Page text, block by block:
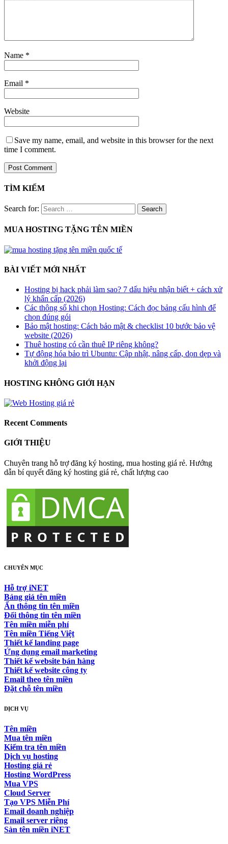
Name *
Email *
Website
Save my name, email, and website in this browser for the next
time I comment.
TÌM KIẾM
Search for:
MUA HOSTING TẶNG TÊN MIỀN
BÀI VIẾT MỚI NHẤT
Hosting bị hack phải làm sao? 7 dấu hiệu nhận biết + cách xử
lý khẩn cấp (2026)
Các thông số khi chọn Hosting: Cách đọc bảng cấu hình để
chọn đúng gói
Bảo mật hosting: Cách bảo mật & checklist 10 bước bảo vệ
website (2026)
Thuê hosting có cần thuê IP riêng không?
Tự động hóa bảo trì Ubuntu: Cập nhật, nâng cấp, dọn dẹp và
khởi động lại
HOSTING KHÔNG GIỚI HẠN
Recent Comments
GIỚI THIỆU
Chuyên trang hỗ trợ đăng ký hosting, mua hosting giá rẻ. Hướng
dẫn bí quyết đăng ký hosting giá rẻ, chất lượng cao
CHUYÊN MỤC
Hỗ trợ iNET
Bảng giá tên miền
Ẩn thông tin tên miền
Đổi thông tin tên miền
Tên miền miễn phí
Tên miền Tiếng Việt
Thiết kế landing page
Ứng dụng email marketing
Thiết kế website bán hàng
Thiết kế website công ty
Email theo tên miền
Đặt chỗ tên miền
DỊCH VỤ
Tên miền
Mua tên miền
Kiểm tra tên miền
Dịch vụ hosting
Hosting giá rẻ
Hosting WordPress
Mua VPS
Cloud Server
Tạo VPS Miễn Phí
Email doanh nghiệp
Email server riêng
Sàn tên miền iNET